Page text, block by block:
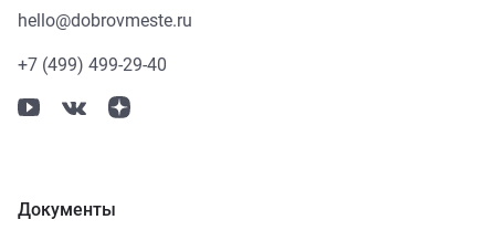
hello@dobrovmeste.ru
+7 (499) 499-29-40
Документы